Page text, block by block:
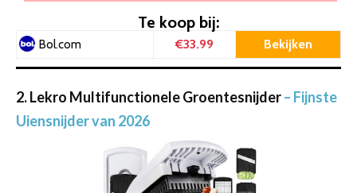
Te koop bij:
Bol.com €33.99 Bekijken
2. Lekro Multifunctionele Groentesnijder– Fijnste
Uiensnijder van 2026